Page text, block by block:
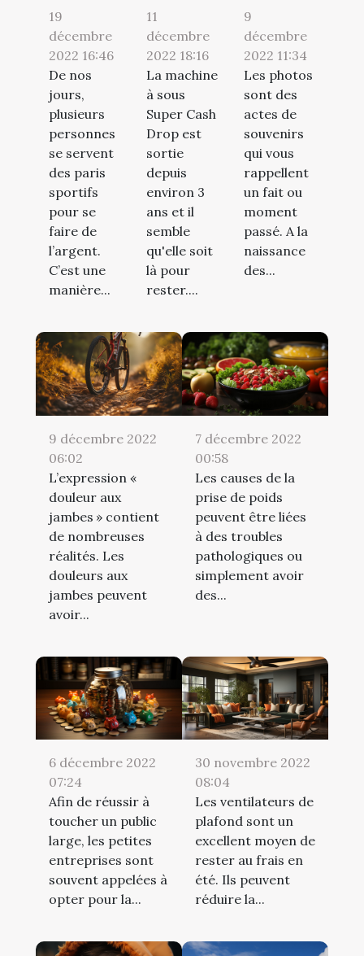
19
décembre
2022 16:46
De nos
jours,
plusieurs
personnes
se servent
des paris
sportifs
pour se
faire de
l’argent.
C’est une
manière...
11
décembre
2022 18:16
La machine
à sous
Super Cash
Drop est
sortie
depuis
environ 3
ans et il
semble
qu'elle soit
là pour
rester....
9
décembre
2022 11:34
Les photos
sont des
actes de
souvenirs
qui vous
rappellent
un fait ou
moment
passé. A la
naissance
des...
9 décembre 2022
06:02
L’expression «
douleur aux
jambes » contient
de nombreuses
réalités. Les
douleurs aux
jambes peuvent
avoir...
7 décembre 2022
00:58
Les causes de la
prise de poids
peuvent être liées
à des troubles
pathologiques ou
simplement avoir
des...
6 décembre 2022
07:24
Afin de réussir à
toucher un public
large, les petites
entreprises sont
souvent appelées à
opter pour la...
30 novembre 2022
08:04
Les ventilateurs de
plafond sont un
excellent moyen de
rester au frais en
été. Ils peuvent
réduire la...